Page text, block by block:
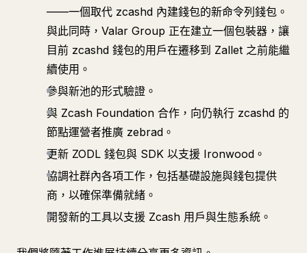
——一個取代 zcashd 內建錢包的新命令列錢包。
與此同時，Valar Group 正在建立一個包裝器，讓
目前 zcashd 錢包的用戶在遷移到 Zallet 之前能繼
續使用。
參與新池的形式驗證。
與 Zcash Foundation 合作，向仍執行 zcashd 的
節點運營者推廣 zebrad。
更新 ZODL 錢包與 SDK 以支援 Ironwood。
協調社群內各項工作，包括基礎設施與錢包提供
商，以確保準備就緒。
開發新的工具以支援 Zcash 用戶與生態系統。